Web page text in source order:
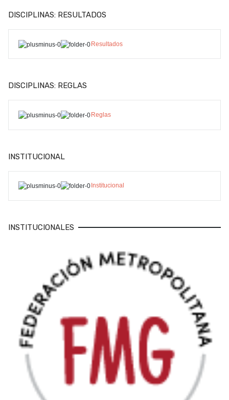
DISCIPLINAS: RESULTADOS
Resultados
DISCIPLINAS: REGLAS
Reglas
INSTITUCIONAL
Institucional
INSTITUCIONALES